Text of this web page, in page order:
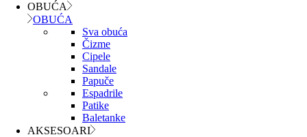
OBUĆA
OBUĆA
Sva obuća
Čizme
Cipele
Sandale
Papuče
Espadrile
Patike
Baletanke
AKSESOARI